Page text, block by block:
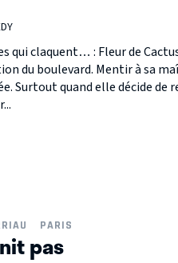
qui claquent… : Fleur de
du boulevard. Mentir à sa
Surtout quand elle décide de
PARIS
pas